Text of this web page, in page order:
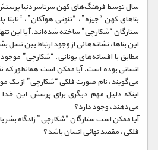
سرگرمی
شناخت کودکان
طبیعت
علم و فناوری
فرهنگ / هنر
کیهان / نجوم
گردشگری
سال توسط فرهنگ‌های کهن سرتاسر دنیا
بناهای کهن “جیزه”، “تئوتی هوآکان”، “نابتا
ستارگان “شكارچی” ساخته شده‌اند. آیا این
این بناها، نشانه‌هائی از وجود ارتباط بین
مطابق با افسانه‌های یونانی، “شكارچی”
انسانی بوده است. آیا ممکن است همانطور که
می‌گویند، نام صورت فلکی “شكارچی” از یک
اینکه دلیل مهم دیگری برای پرسش این
می‌دهند، وجود دارد؟
آیا ممکن است ستارگان “شكارچی” زادگاه
فلکی، مقصد نهائی انسان باشد؟